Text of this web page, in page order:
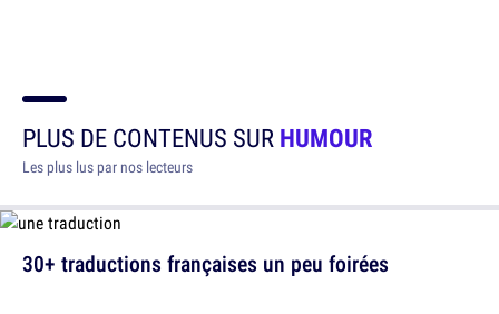
PLUS DE CONTENUS SURHUMOUR
Les plus lus par nos lecteurs
30+ traductions françaises un peu foirées